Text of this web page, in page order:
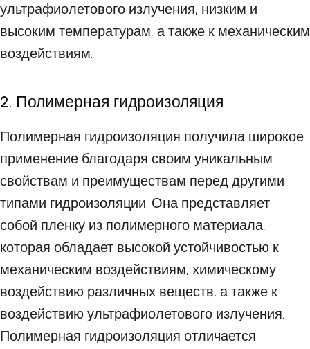
ультрафиолетового излучения, низким и
высоким температурам, а также к механическим
воздействиям.
2. Полимерная гидроизоляция
Полимерная гидроизоляция получила широкое
применение благодаря своим уникальным
свойствам и преимуществам перед другими
типами гидроизоляции. Она представляет
собой пленку из полимерного материала,
которая обладает высокой устойчивостью к
механическим воздействиям, химическому
воздействию различных веществ, а также к
воздействию ультрафиолетового излучения.
Полимерная гидроизоляция отличается